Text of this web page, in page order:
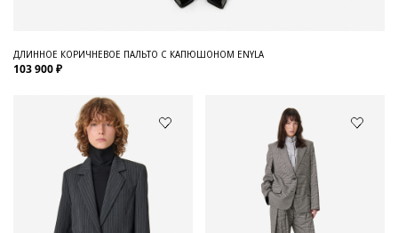
ДЛИННОЕ КОРИЧНЕВОЕ ПАЛЬТО С КАПЮШОНОМ ENYLA
103 900 ₽